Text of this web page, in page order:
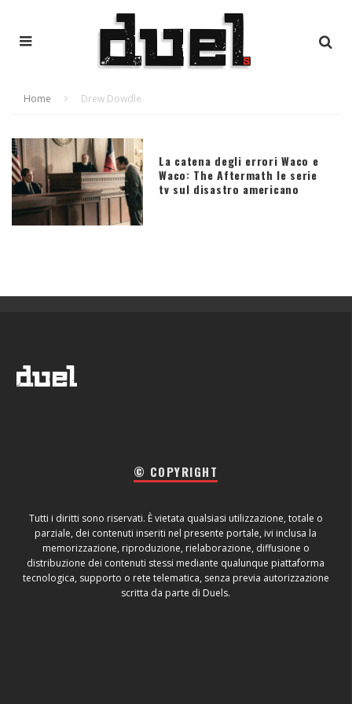
Home Drew Dowdle
La catena degli errori Waco e
Waco: The Aftermath le serie
tv sul disastro americano
© COPYRIGHT
Tutti i diritti sono riservati. È vietata qualsiasi utilizzazione, totale o
parziale, dei contenuti inseriti nel presente portale, ivi inclusa la
memorizzazione, riproduzione, rielaborazione, diffusione o
distribuzione dei contenuti stessi mediante qualunque piattaforma
tecnologica, supporto o rete telematica, senza previa autorizzazione
scritta da parte di Duels.